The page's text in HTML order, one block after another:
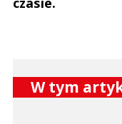
W tym